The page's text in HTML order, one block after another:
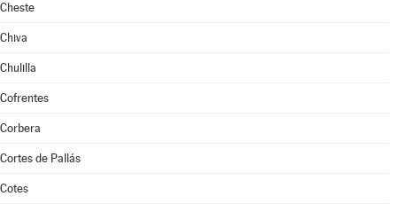
Cheste
Chiva
Chulilla
Cofrentes
Corbera
Cortes de Pallás
Cotes